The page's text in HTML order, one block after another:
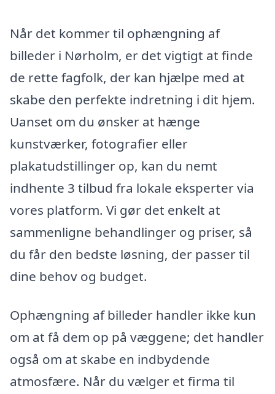
Når det kommer til ophængning af
billeder i Nørholm, er det vigtigt at finde
de rette fagfolk, der kan hjælpe med at
skabe den perfekte indretning i dit hjem.
Uanset om du ønsker at hænge
kunstværker, fotografier eller
plakatudstillinger op, kan du nemt
indhente 3 tilbud fra lokale eksperter via
vores platform. Vi gør det enkelt at
sammenligne behandlinger og priser, så
du får den bedste løsning, der passer til
dine behov og budget.
Ophængning af billeder handler ikke kun
om at få dem op på væggene; det handler
også om at skabe en indbydende
atmosfære. Når du vælger et firma til